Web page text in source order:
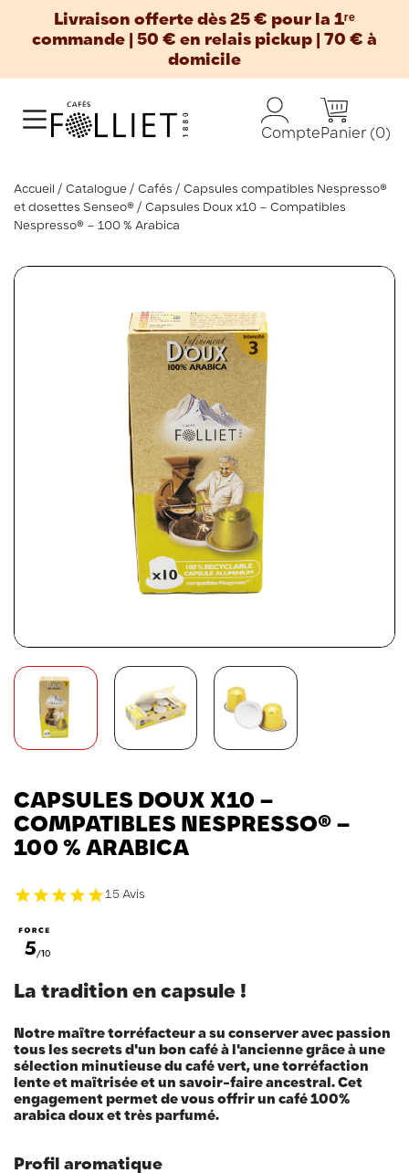
Livraison offerte dès 25 € pour la 1ʳᵉ
commande | 50 € en relais pickup | 70 € à
domicile
ComptePanier (0)
Accueil Catalogue Cafés
Capsules compatibles Nespresso®
et dosettes Senseo®
Capsules Doux x10 – Compatibles
Nespresso® – 100 % Arabica
CAPSULES DOUX X10 –
COMPATIBLES NESPRESSO® –
100 % ARABICA
15 Avis
La tradition en capsule !
Notre maître torréfacteur a su conserver avec passion
tous les secrets d'un bon café à l'ancienne grâce à une
sélection minutieuse du café vert, une torréfaction
lente et maîtrisée et un savoir-faire ancestral. Cet
engagement permet de vous offrir un café 100%
arabica doux et très parfumé.
Profil aromatique